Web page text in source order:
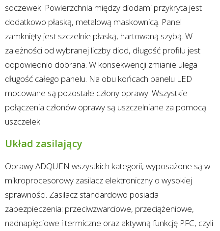
soczewek. Powierzchnia między diodami przykryta jest
dodatkowo płaską, metalową maskownicą. Panel
zamknięty jest szczelnie płaską, hartowaną szybą. W
zależności od wybranej liczby diod, długość profilu jest
odpowiednio dobrana. W konsekwencji zmianie ulega
długość całego panelu. Na obu końcach panelu LED
mocowane są pozostałe człony oprawy. Wszystkie
połączenia członów oprawy są uszczelniane za pomocą
uszczelek.
Układ zasilający
Oprawy ADQUEN wszystkich kategorii, wyposażone są w
mikroprocesorowy zasilacz elektroniczny o wysokiej
sprawności. Zasilacz standardowo posiada
zabezpieczenia: przeciwzwarciowe, przeciążeniowe,
nadnapięciowe i termiczne oraz aktywną funkcję PFC, czyli